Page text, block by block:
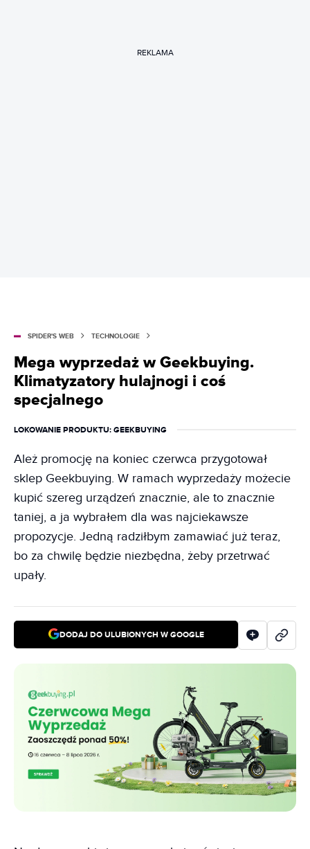
REKLAMA
SPIDER'S WEB TECHNOLOGIE
Mega wyprzedaż w Geekbuying.
Klimatyzatory hulajnogi i coś
specjalnego
LOKOWANIE PRODUKTU: GEEKBUYING
Ależ promocję na koniec czerwca przygotował
sklep Geekbuying. W ramach wyprzedaży możecie
kupić szereg urządzeń znacznie, ale to znacznie
taniej, a ja wybrałem dla was najciekawsze
propozycje. Jedną radziłbym zamawiać już teraz,
bo za chwilę będzie niezbędna, żeby przetrwać
upały.
DODAJ DO ULUBIONYCH W GOOGLE